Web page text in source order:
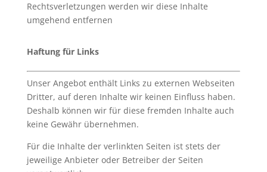
Rechtsverletzungen werden wir diese Inhalte
umgehend entfernen
Haftung für Links
Unser Angebot enthält Links zu externen Webseiten
Dritter, auf deren Inhalte wir keinen Einfluss haben.
Deshalb können wir für diese fremden Inhalte auch
keine Gewähr übernehmen.
Für die Inhalte der verlinkten Seiten ist stets der
jeweilige Anbieter oder Betreiber der Seiten